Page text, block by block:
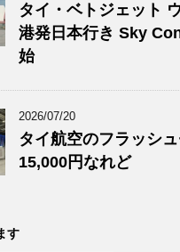
タイ・ベトジェット
港発日本行き Sky
始
2026/07/20
タイ航空のフラッシ
15,000円なれど
す